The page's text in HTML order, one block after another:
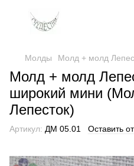
Молды Молд + молд
Молд + молд
широкий мини
Лепесток)
Артикул: ДМ 05.01 Оставить